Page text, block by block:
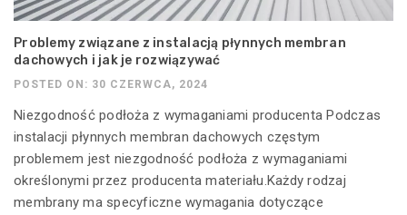
Problemy związane z instalacją płynnych membran
dachowych i jak je rozwiązywać
POSTED ON: 30 CZERWCA, 2024
Niezgodność podłoża z wymaganiami producenta Podczas
instalacji płynnych membran dachowych częstym
problemem jest niezgodność podłoża z wymaganiami
określonymi przez producenta materiału.Każdy rodzaj
membrany ma specyficzne wymagania dotyczące